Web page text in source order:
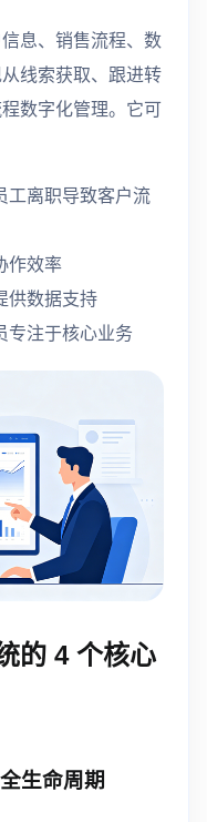
息、销售流程、数
线索获取、跟进转
数字化管理。它可
工离职导致客户流
作效率
供数据支持
专注于核心业务
的 4 个核心
生命周期